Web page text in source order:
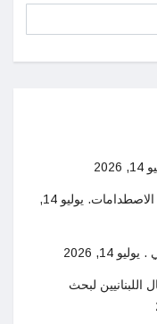
الاصطدامات.
يوليو 14,
. يوليو 14, 2026
اللبنانيين لبحث